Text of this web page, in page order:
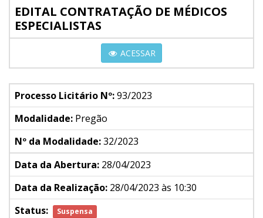
EDITAL CONTRATAÇÃO DE MÉDICOS
ESPECIALISTAS
ACESSAR
Processo Licitário Nº:93/2023
Modalidade: Pregão
Nº da Modalidade:32/2023
Data da Abertura: 28/04/2023
Data da Realização: 28/04/2023 às 10:30
Status:
Suspensa